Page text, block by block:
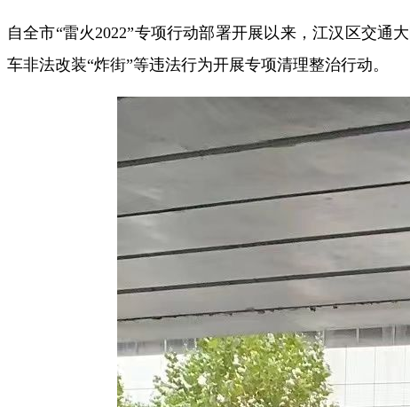
自全市“雷火2022”专项行动部署开展以来，江汉区交
车非法改装“炸街”等违法行为开展专项清理整治行动。